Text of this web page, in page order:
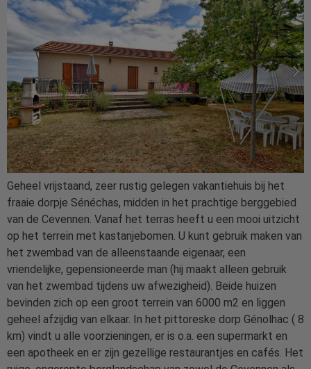
Geheel vrijstaand, zeer rustig gelegen vakantiehuis bij het
fraaie dorpje Sénéchas, midden in het prachtige berggebied
van de Cevennen. Vanaf het terras heeft u een mooi uitzicht
op het terrein met kastanjebomen. U kunt gebruik maken van
het zwembad van de alleenstaande eigenaar, een
vriendelijke, gepensioneerde man (hij maakt alleen gebruik
van het zwembad tijdens uw afwezigheid). Beide huizen
bevinden zich op een groot terrein van 6000 m2 en liggen
geheel afzijdig van elkaar. In het pittoreske dorp Génolhac ( 8
km) vindt u alle voorzieningen, er is o.a. een supermarkt en
een apotheek en er zijn gezellige restaurantjes en cafés. Het